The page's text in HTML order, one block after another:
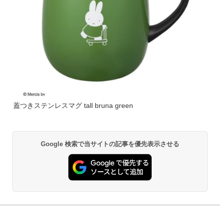
蓋つきステンレスマグ tall bruna green
Google 検索で当サイトの記事を優先表示させる